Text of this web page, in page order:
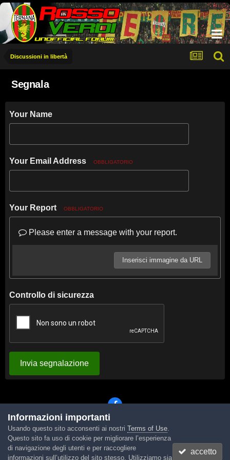
Discussioni in libertà
Segnala
Your Name
Your Email Address OBBLIGATORIO
Your Report OBBLIGATORIO
Please enter a message with your report.
Inserisci immagine da URL
Controllo di sicurezza
Invia segnalazione
Lingua Tema Contattaci Cookies
Powered by Invision Community
Informazioni importanti
Usando questo sito acconsenti ai nostri Terms of Use.
Questo sito fa uso di cookie per migliorare l’esperienza
di navigazione degli utenti e per raccogliere
informazioni sull’utilizzo del sito stesso. Utilizziamo sia
accetto